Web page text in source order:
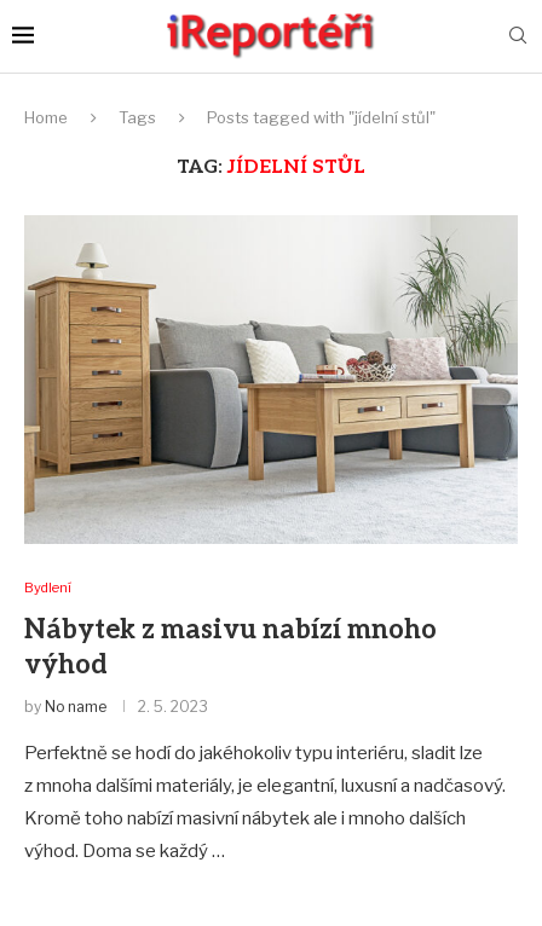
Home Tags Posts tagged with "jídelní stůl"
TAG:JÍDELNÍ STŮL
Bydlení
Nábytek z masivu nabízí mnoho
výhod
by No name 2. 5. 2023
Perfektně se hodí do jakéhokoliv typu interiéru, sladit lze
z mnoha dalšími materiály, je elegantní, luxusní a nadčasový.
Kromě toho nabízí masivní nábytek ale i mnoho dalších
výhod. Doma se každý …